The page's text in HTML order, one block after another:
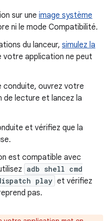
sur une image système
ni le mode Compatibilité.
du lanceur, simulez la
votre application ne peut
conduite, ouvrez votre
de lecture et lancez la
et vérifiez que la
est compatible avec
adb shell cmd
play et vérifiez
pas.